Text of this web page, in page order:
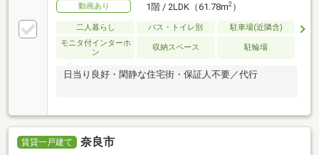
動画あり
1階 / 2LDK（61.78m2）
二人暮らし バス・トイレ別
駐車場(近隣含)
モニタ付インターホ
ン
収納スペース 駐輪場
日当り良好・閑静な住宅街・保証人不要／代行
賃貸一戸建て 奈良市